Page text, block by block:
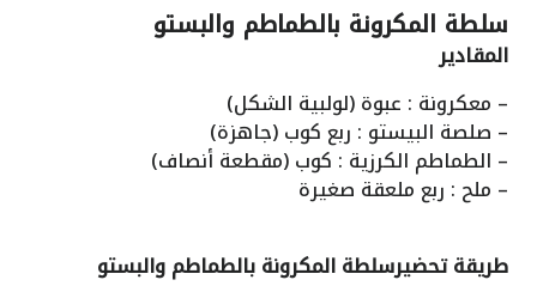
سلطة المكرونة بالطماطم والبستو
المقادير
– معكرونة : عبوة (لولبية الشكل)
– صلصة البيستو : ربع كوب (جاهزة)
– الطماطم الكرزية : كوب (مقطعة أنصاف)
– ملح : ربع ملعقة صغيرة
طريقة تحضيرسلطة المكرونة بالطماطم والبستو